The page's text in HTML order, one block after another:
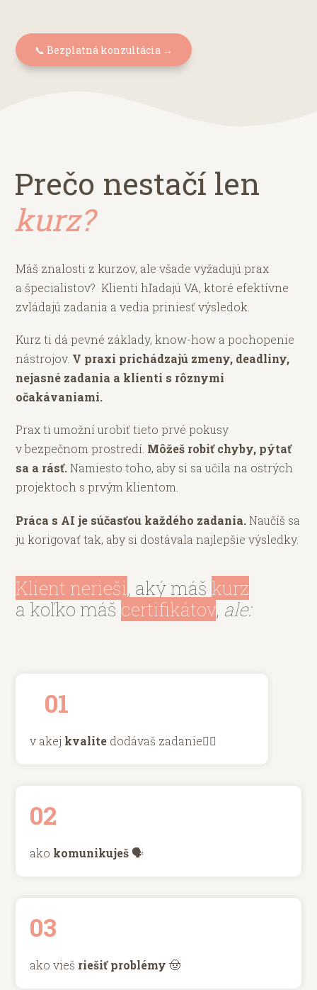
📞 Bezplatná konzultácia →
Prečo nestačí len
kurz?
Máš znalosti z kurzov, ale všade vyžadujú prax
a špecialistov? Klienti hľadajú VA, ktoré efektívne
zvládajú zadania a vedia priniesť výsledok.
Kurz ti dá pevné základy, know-how a pochopenie
nástrojov. V praxi prichádzajú zmeny, deadliny,
nejasné zadania a klienti s rôznymi
očakávaniami.
Prax ti umožní urobiť tieto prvé pokusy
v bezpečnom prostredí. Môžeš robiť chyby, pýtať
sa a rásť.Namiesto toho, aby si sa učila na ostrých
projektoch s prvým klientom.
Práca s AI je súčasťou každého zadania.Naučíš sa
ju korigovať tak, aby si dostávala najlepšie výsledky.
Klient nerieši, aký máš kurz
a koľko máš certifikátov, ale:
01
v akej kvalite dodávaš zadanie👌🏼
02
ako komunikuješ🗣️
03
ako vieš riešiť problémy 🤠